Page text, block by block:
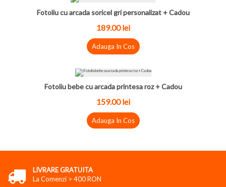
Fotoliu cu arcada soricel gri personalizat + Cadou
189.00lei
Adauga In Cos
Fotoliu bebe cu arcada printesa roz + Cadou
159.00lei
Adauga In Cos
LIVRARE GRATUITA
La Comenzi > 400 RON